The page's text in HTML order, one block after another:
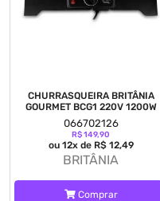
CHURRASQUEIRA BRITÂNIA
GOURMET BCG1 220V 1200W
066702126
R$ 149,90
ou 12x de R$ 12,49
BRITÂNIA
Comprar